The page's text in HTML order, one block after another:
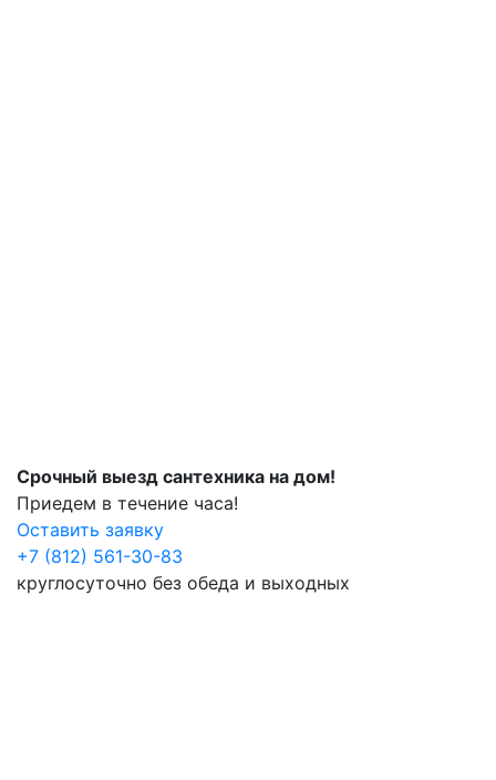
Срочный выезд сантехника на дом!
Приедем в течение часа!
Оставить заявку
+7 (812) 561-30-83
круглосуточно без обеда и выходных